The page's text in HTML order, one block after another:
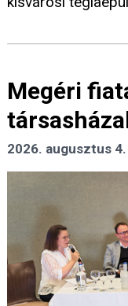
Megéri
2026. augusztus 4.